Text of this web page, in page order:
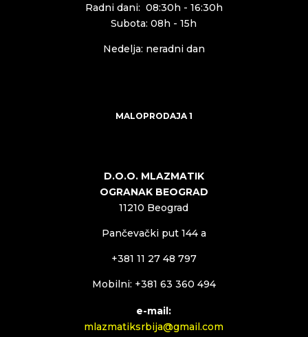
Radni dani: 08:30h - 16:30h
Subota: 08h - 15h
Nedelja: neradni dan
MALOPRODAJA 1
D.O.O. MLAZMATIK
OGRANAK BEOGRAD
11210 Beograd
Pančevački put 144 a
+381 11 27 48 797
Mobilni: +381 63 360 494
e-mail:
mlazmatiksrbija@gmail.com